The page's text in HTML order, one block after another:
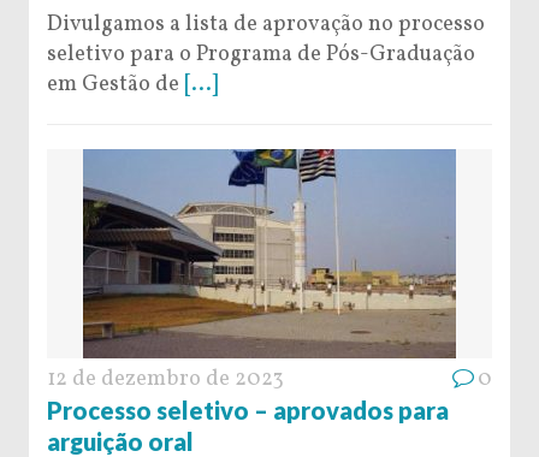
Divulgamos a lista de aprovação no processo
seletivo para o Programa de Pós-Graduação
em Gestão de [...]
12 de dezembro de 2023 0
Processo seletivo – aprovados para
arguição oral